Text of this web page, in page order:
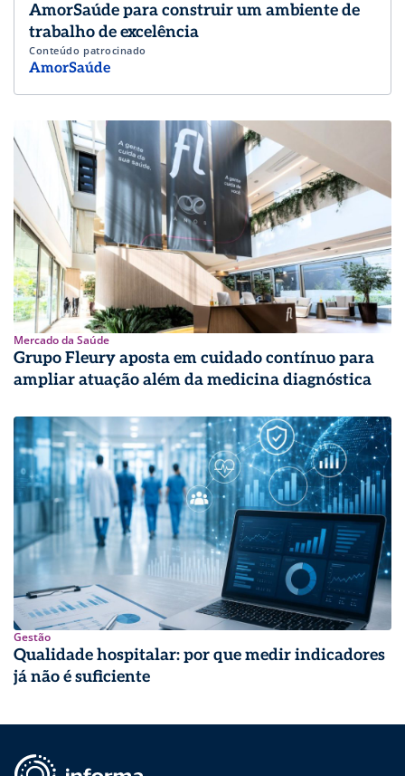
AmorSaúde para construir um ambiente de
trabalho de excelência
Conteúdo patrocinado
AmorSaúde
Mercado da Saúde
Grupo Fleury aposta em cuidado contínuo para
ampliar atuação além da medicina diagnóstica
Gestão
Qualidade hospitalar: por que medir indicadores
já não é suficiente